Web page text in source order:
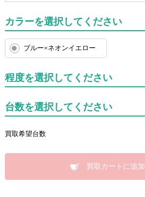
カラーを選択してください
ブルー×ネオンイエロー
程度を選択してください
台数を選択してください
買取希望台数
買取カートに追加